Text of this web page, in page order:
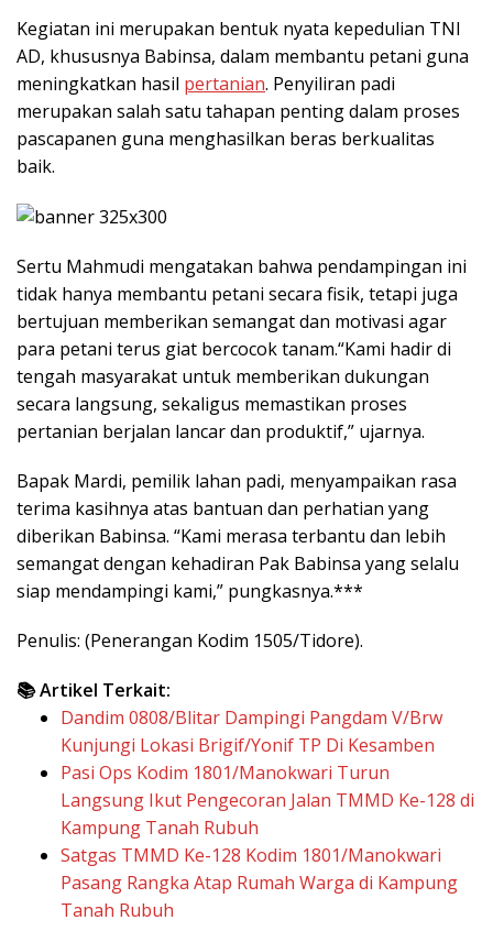
Kegiatan ini merupakan bentuk nyata kepedulian TNI
AD, khususnya Babinsa, dalam membantu petani guna
meningkatkan hasil pertanian. Penyiliran padi
merupakan salah satu tahapan penting dalam proses
pascapanen guna menghasilkan beras berkualitas
baik.
Sertu Mahmudi mengatakan bahwa pendampingan ini
tidak hanya membantu petani secara fisik, tetapi juga
bertujuan memberikan semangat dan motivasi agar
para petani terus giat bercocok tanam.“Kami hadir di
tengah masyarakat untuk memberikan dukungan
secara langsung, sekaligus memastikan proses
pertanian berjalan lancar dan produktif,” ujarnya.
Bapak Mardi, pemilik lahan padi, menyampaikan rasa
terima kasihnya atas bantuan dan perhatian yang
diberikan Babinsa. “Kami merasa terbantu dan lebih
semangat dengan kehadiran Pak Babinsa yang selalu
siap mendampingi kami,” pungkasnya.***
Penulis: (Penerangan Kodim 1505/Tidore).
📚 Artikel Terkait:
Dandim 0808/Blitar Dampingi Pangdam V/Brw
Kunjungi Lokasi Brigif/Yonif TP Di Kesamben
Pasi Ops Kodim 1801/Manokwari Turun
Langsung Ikut Pengecoran Jalan TMMD Ke-128 di
Kampung Tanah Rubuh
Satgas TMMD Ke-128 Kodim 1801/Manokwari
Pasang Rangka Atap Rumah Warga di Kampung
Tanah Rubuh